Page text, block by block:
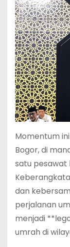
Momentum
Bogor, di
satu pesawat
dan
perjalanan
menjadi
umrah di